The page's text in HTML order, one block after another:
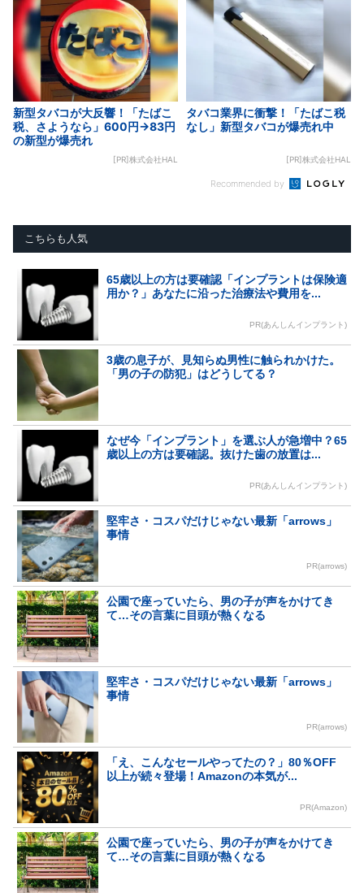
新型タバコが大反響！「たばこ
税、さようなら」600円→83円
の新型が爆売れ
[PR]株式会社HAL
タバコ業界に衝撃！「たばこ税
なし」新型タバコが爆売れ中
[PR]株式会社HAL
Recommended by
こちらも人気
65歳以上の方は要確認「インプラントは保険適
用か？」あなたに沿った治療法や費用を...
PR(あんしんインプラント)
3歳の息子が、見知らぬ男性に触られかけた。
「男の子の防犯」はどうしてる？
なぜ今「インプラント」を選ぶ人が急増中？65
歳以上の方は要確認。抜けた歯の放置は...
PR(あんしんインプラント)
堅牢さ・コスパだけじゃない最新「arrows」
事情
PR(arrows)
公園で座っていたら、男の子が声をかけてき
て…その言葉に目頭が熱くなる
堅牢さ・コスパだけじゃない最新「arrows」
事情
PR(arrows)
「え、こんなセールやってたの？」80％OFF
以上が続々登場！Amazonの本気が...
PR(Amazon)
公園で座っていたら、男の子が声をかけてき
て…その言葉に目頭が熱くなる